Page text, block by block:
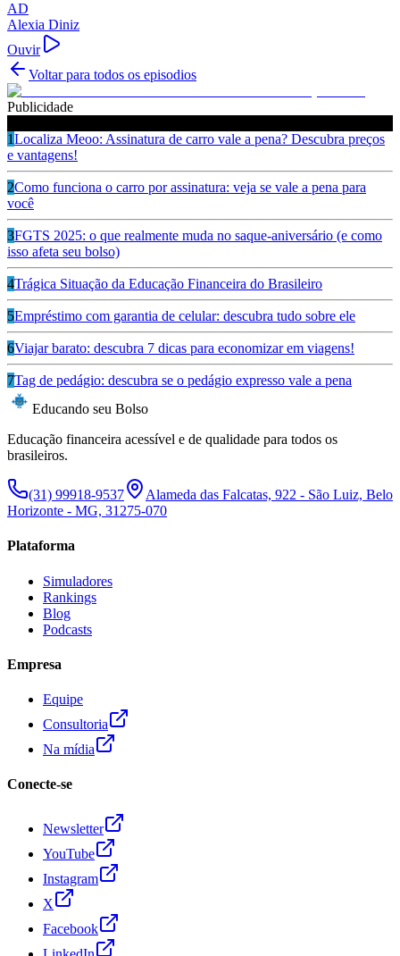
AD
Alexia Diniz
Ouvir
Voltar para todos os episodios
Publicidade
1Localiza Meoo: Assinatura de carro vale a pena? Descubra preços
e vantagens!
2Como funciona o carro por assinatura: veja se vale a pena para
você
3FGTS 2025: o que realmente muda no saque-aniversário (e como
isso afeta seu bolso)
4Trágica Situação da Educação Financeira do Brasileiro
5Empréstimo com garantia de celular: descubra tudo sobre ele
6Viajar barato: descubra 7 dicas para economizar em viagens!
7Tag de pedágio: descubra se o pedágio expresso vale a pena
Educando seu Bolso
Educação financeira acessível e de qualidade para todos os
brasileiros.
(31) 99918-9537
Alameda das Falcatas, 922 - São Luiz, Belo
Horizonte - MG, 31275-070
Plataforma
Simuladores
Rankings
Blog
Podcasts
Empresa
Equipe
Consultoria
Na mídia
Conecte-se
Newsletter
YouTube
Instagram
X
Facebook